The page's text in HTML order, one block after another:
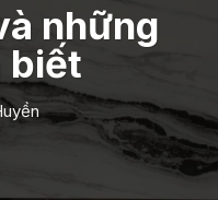
những
biết